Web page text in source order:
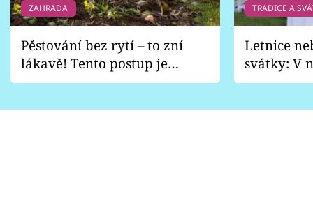
ZAHRADA
Pěstování bez rytí – to zní
lákavě! Tento postup je
vhodný jen pro některé
TRADICE A
Letnice
svátky: V
pondělí